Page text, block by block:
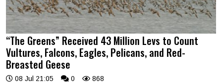
“The Greens” Received 43 Million Levs to Count
Vultures, Falcons, Eagles, Pelicans, and Red-
Breasted Geese
08 Jul 21:05 0 868